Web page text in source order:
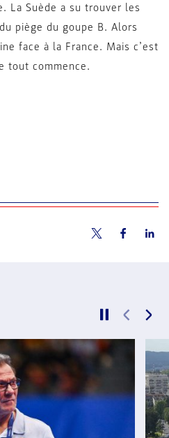
La Suède a su trouver les
piège du goupe B. Alors
face à la France. Mais c’est
tout commence.